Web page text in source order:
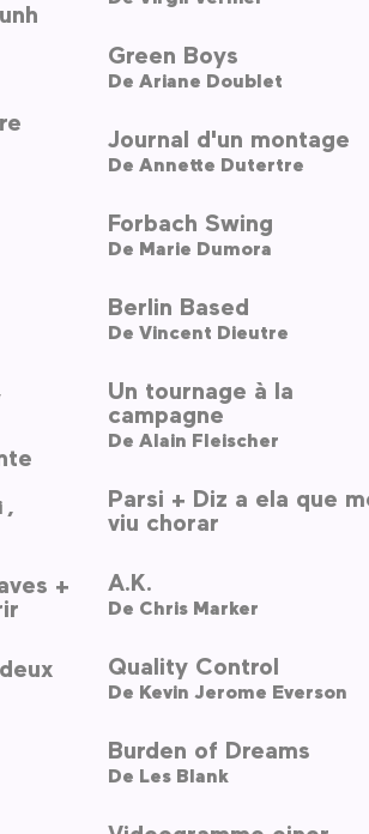
Jean-André Fieschi ,
+
Green Boys
De Ariane Doublet
Journal d'un montage
De Annette Dutertre
Forbach Swing
De Marie Dumora
Berlin Based
De Vincent Dieutre
Un tournage à la
campagne
De Alain Fleischer
Parsi + Diz a ela que
viu chorar
A.K.
De Chris Marker
Quality Control
De Kevin Jerome Everson
Burden of Dreams
De Les Blank